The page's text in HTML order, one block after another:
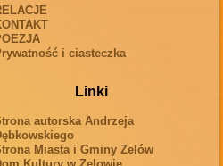
i ciasteczka
Linki
autorska Andrzeja
Miasta i Gminy Zelów